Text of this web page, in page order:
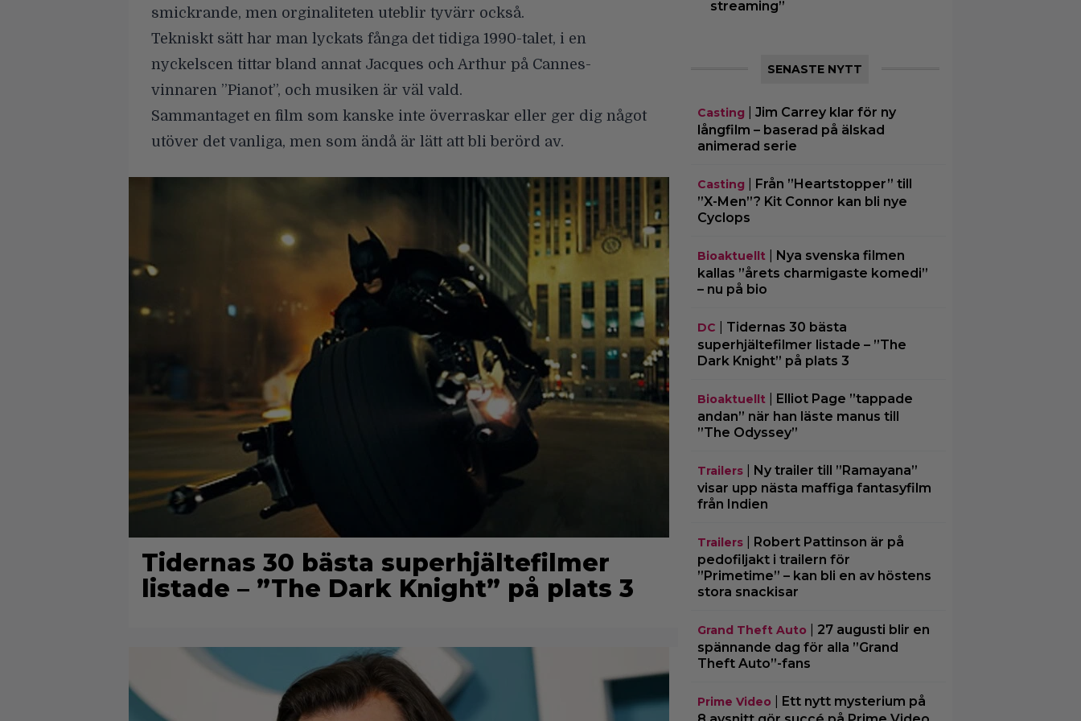
smickrande, men orginaliteten uteblir tyvärr också.
Tekniskt sätt har man lyckats fånga det tidiga 1990-talet, i en
nyckelscen tittar bland annat Jacques och Arthur på Cannes-
vinnaren ”Pianot”, och musiken är väl vald.
Sammantaget en film som kanske inte överraskar eller ger dig något
utöver det vanliga, men som ändå är lätt att bli berörd av.
Tidernas 30 bästa superhjältefilmer
listade – ”The Dark Knight” på plats 3
streaming”
SENASTE NYTT
Casting
Jim Carrey klar för ny
långfilm – baserad på älskad
animerad serie
Casting
Från ”Heartstopper” till
”X-Men”? Kit Connor kan bli nye
Cyclops
Bioaktuellt
Nya svenska filmen
kallas ”årets charmigaste komedi”
– nu på bio
DC
Tidernas 30 bästa
superhjältefilmer listade – ”The
Dark Knight” på plats 3
Bioaktuellt
Elliot Page ”tappade
andan” när han läste manus till
”The Odyssey”
Trailers| Ny trailer till ”Ramayana”
visar upp nästa maffiga fantasyfilm
från Indien
Trailers| Robert Pattinson är på
pedofiljakt i trailern för
”Primetime” – kan bli en av höstens
stora snackisar
Grand Theft Auto
27 augusti blir en
spännande dag för alla ”Grand
Theft Auto”-fans
Prime Video
Ett nytt mysterium på